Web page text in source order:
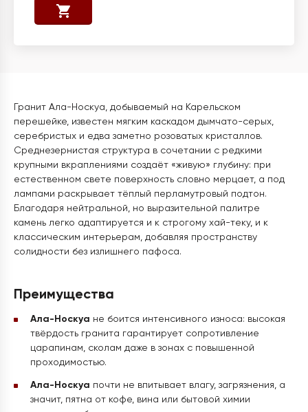
Гранит Ала-Носкуа, добываемый на Карельском
перешейке, известен мягким каскадом дымчато-серых,
серебристых и едва заметно розоватых кристаллов.
Среднезернистая структура в сочетании с редкими
крупными вкраплениями создаёт «живую» глубину: при
естественном свете поверхность словно мерцает, а под
лампами раскрывает тёплый перламутровый подтон.
Благодаря нейтральной, но выразительной палитре
камень легко адаптируется и к строгому хай-теку, и к
классическим интерьерам, добавляя пространству
солидности без излишнего пафоса.
Преимущества
Ала-Носкуа не боится интенсивного износа: высокая
твёрдость гранита гарантирует сопротивление
царапинам, сколам даже в зонах с повышенной
проходимостью.
Ала-Носкуа почти не впитывает влагу, загрязнения, а
значит, пятна от кофе, вина или бытовой химии